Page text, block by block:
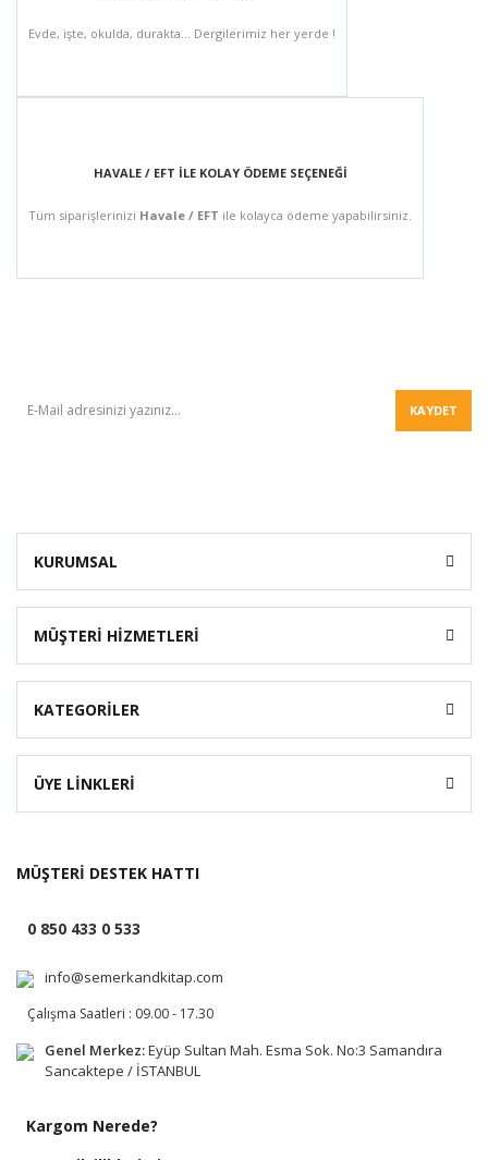
Evde, işte, okulda, durakta... Dergilerimiz her yerde !
HAVALE / EFT İLE KOLAY ÖDEME SEÇENEĞİ
Tüm siparişlerinizi Havale / EFT ile kolayca ödeme yapabilirsiniz.
KAYDET
KURUMSAL
MÜŞTERİ HİZMETLERİ
KATEGORİLER
ÜYE LİNKLERİ
MÜŞTERİ DESTEK HATTI
0 850 433 0 533
info@semerkandkitap.com
Çalışma Saatleri : 09.00 - 17.30
Genel Merkez:Eyüp Sultan Mah. Esma Sok. No:3 Samandıra
Sancaktepe / İSTANBUL
Kargom Nerede?